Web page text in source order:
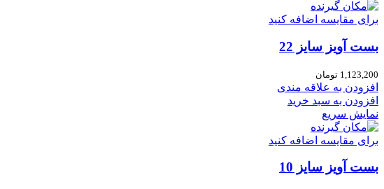
برای مقایسه اضافه کنید
بست آویز سایز 22
1,123,200 تومان
افزودن به علاقه مندی
افزودن به سبد خرید
نمایش سریع
برای مقایسه اضافه کنید
بست آویز سایز 10